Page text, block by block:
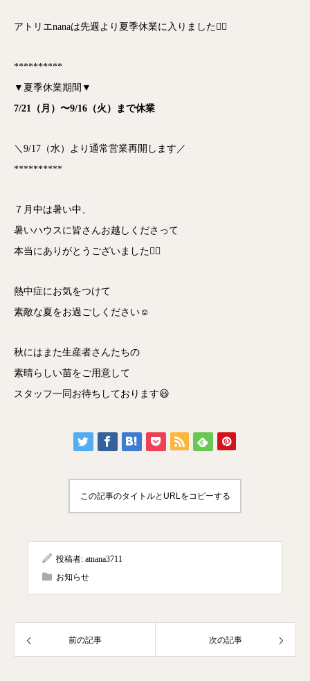
アトリエnanaは先週より夏季休業に入りました🙇‍♀️
**********
▼夏季休業期間▼
7/21（月）〜9/16（火）まで休業
＼9/17（水）より通常営業再開します／
**********
７月中は暑い中、
暑いハウスに皆さんお越しくださって
本当にありがとうございました🙇‍♀️
熱中症にお気をつけて
素敵な夏をお過ごしください☺️
秋にはまた生産者さんたちの
素晴らしい苗をご用意して
スタッフ一同お待ちしております😃
この記事のタイトルとURLをコピーする
投稿者: atnana3711
お知らせ
前の記事 次の記事